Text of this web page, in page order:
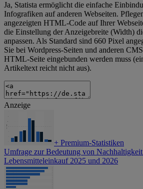
Ja, Statista ermöglicht die einfache
Infografiken auf anderen Webseiten.
angezeigten HTML-Code auf Ihrer
die Einstellung der Anzeigebreite (Width)
anpassen. Als Standard sind 660 Pixel
Sie bei Wordpress-Seiten und anderen
HTML-Seite eingebunden werden muss
Artikeltext reicht nicht aus).
Anzeige
+ Premium-Statistiken
Umfrage zur Bedeutung von
Lebensmitteleinkauf 2025 und 2026